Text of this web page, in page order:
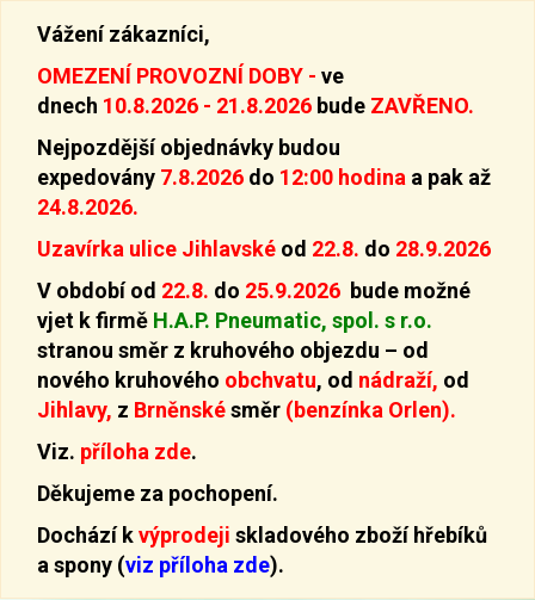
Vážení zákazníci,
OMEZENÍ PROVOZNÍ DOBY - ve
dnech 10.8.2026 - 21.8.2026 bude ZAVŘENO.
Nejpozdější objednávky budou
expedovány 7.8.2026 do 12:00 hodina a pak až
24.8.2026.
Uzavírka ulice Jihlavské od 22.8. do 28.9.2026
V období od 22.8. do 25.9.2026 bude možné
vjet k firmě H.A.P. Pneumatic, spol. s r.o.
stranou směr z kruhového objezdu – od
nového kruhového obchvatu, od nádraží, od
Jihlavy, z Brněnskésměr (benzínka Orlen).
Viz. příloha zde.
Děkujeme za pochopení.
Dochází kvýprodeji skladového zboží hřebíků
a spony (viz příloha zde).